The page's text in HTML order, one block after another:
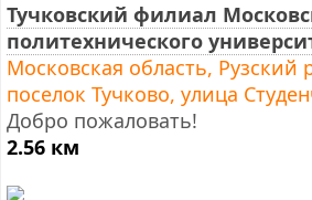
Тучковский филиал
политехнического
Московская область, Рузский
поселок Тучково, улица
Добро пожаловать!
2.56 км